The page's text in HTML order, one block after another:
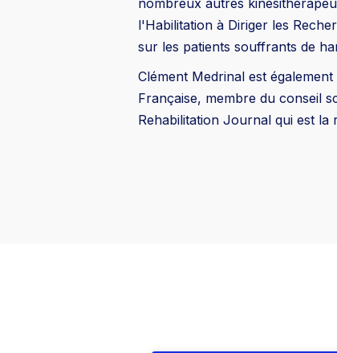
nombreux autres
l'Habilitation à Diriger les
sur les patients souffrants de
Clément Medrinal est
Française, membre du conseil
Rehabilitation Journal qui est la